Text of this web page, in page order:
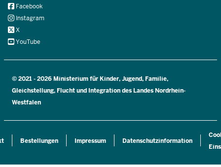
Bestellungen Impressum Datenschutzinformation
SocialFacebook
Instagram
X
YouTube
© 2021 - 2026 Ministerium für Kinder, Jugend, Familie,
Gleichstellung, Flucht und Integration des Landes Nordrhein-
Westfalen